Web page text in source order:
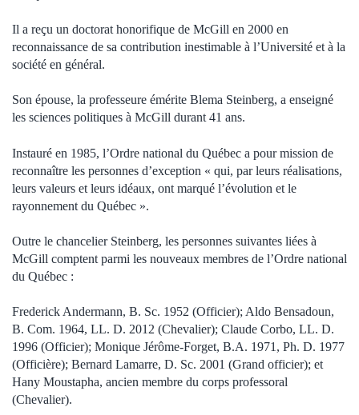
Il a reçu un doctorat honorifique de McGill en 2000 en
reconnaissance de sa contribution inestimable à l’Université et à la
société en général.
Son épouse, la professeure émérite Blema Steinberg, a enseigné
les sciences politiques à McGill durant 41 ans.
Instauré en 1985, l’Ordre national du Québec a pour mission de
reconnaître les personnes d’exception « qui, par leurs réalisations,
leurs valeurs et leurs idéaux, ont marqué l’évolution et le
rayonnement du Québec ».
Outre le chancelier Steinberg, les personnes suivantes liées à
McGill comptent parmi les nouveaux membres de l’Ordre national
du Québec :
Frederick Andermann, B. Sc. 1952 (Officier); Aldo Bensadoun,
B. Com. 1964, LL. D. 2012 (Chevalier); Claude Corbo, LL. D.
1996 (Officier); Monique Jérôme-Forget, B.A. 1971, Ph. D. 1977
(Officière); Bernard Lamarre, D. Sc. 2001 (Grand officier); et
Hany Moustapha, ancien membre du corps professoral
(Chevalier).